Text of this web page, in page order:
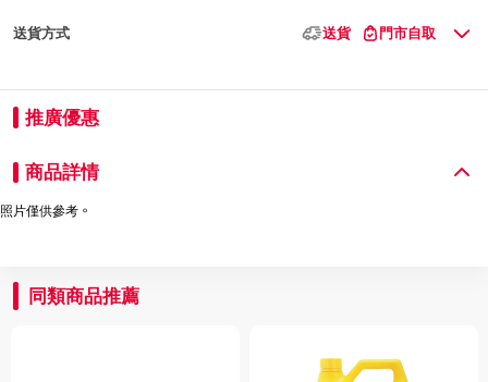
送貨方式 送貨 門市自取
推廣優惠
商品詳情
照片僅供參考。
同類商品推薦